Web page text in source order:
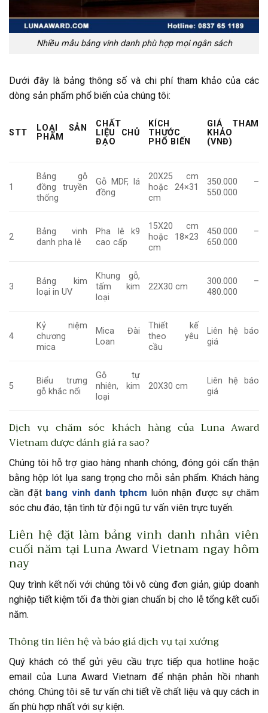
Nhiều mẫu bảng vinh danh phù hợp mọi ngân sách
Dưới đây là bảng thông số và chi phí tham khảo của các
dòng sản phẩm phổ biến của chúng tôi:
STT
LOẠI SẢN
PHẨM
CHẤT
LIỆU CHỦ
ĐẠO
KÍCH
THƯỚC
PHỔ BIẾN
GIÁ THAM
KHẢO
(VNĐ)
1
Bảng gỗ
đồng truyền
thống
Gỗ MDF, lá
đồng
20X25 cm
hoặc 24×31
cm
350.000 –
550.000
2
Bảng vinh
danh pha lê
Pha lê k9
cao cấp
15X20 cm
hoặc 18×23
cm
450.000 –
650.000
3
Bảng kim
loại in UV
Khung gỗ,
tấm kim
loại
22X30 cm
300.000 –
480.000
4
Kỷ niệm
chương
mica
Mica Đài
Loan
Thiết kế
theo yêu
cầu
Liên hệ báo
giá
5
Biểu trưng
gỗ khắc nổi
Gỗ tự
nhiên, kim
loại
20X30 cm
Liên hệ báo
giá
Dịch vụ chăm sóc khách hàng của Luna Award
Vietnam được đánh giá ra sao?
Chúng tôi hỗ trợ giao hàng nhanh chóng, đóng gói cẩn thận
bằng hộp lót lụa sang trọng cho mỗi sản phẩm. Khách hàng
cần đặt bang vinh danh tphcm luôn nhận được sự chăm
sóc chu đáo, tận tình từ đội ngũ tư vấn viên trực tuyến.
Liên hệ đặt làm bảng vinh danh nhân viên
cuối năm tại Luna Award Vietnam ngay hôm
nay
Quy trình kết nối với chúng tôi vô cùng đơn giản, giúp doanh
nghiệp tiết kiệm tối đa thời gian chuẩn bị cho lễ tổng kết cuối
năm.
Thông tin liên hệ và báo giá dịch vụ tại xưởng
Quý khách có thể gửi yêu cầu trực tiếp qua hotline hoặc
email của Luna Award Vietnam để nhận phản hồi nhanh
chóng. Chúng tôi sẽ tư vấn chi tiết về chất liệu và quy cách in
ấn phù hợp nhất với sự kiện.